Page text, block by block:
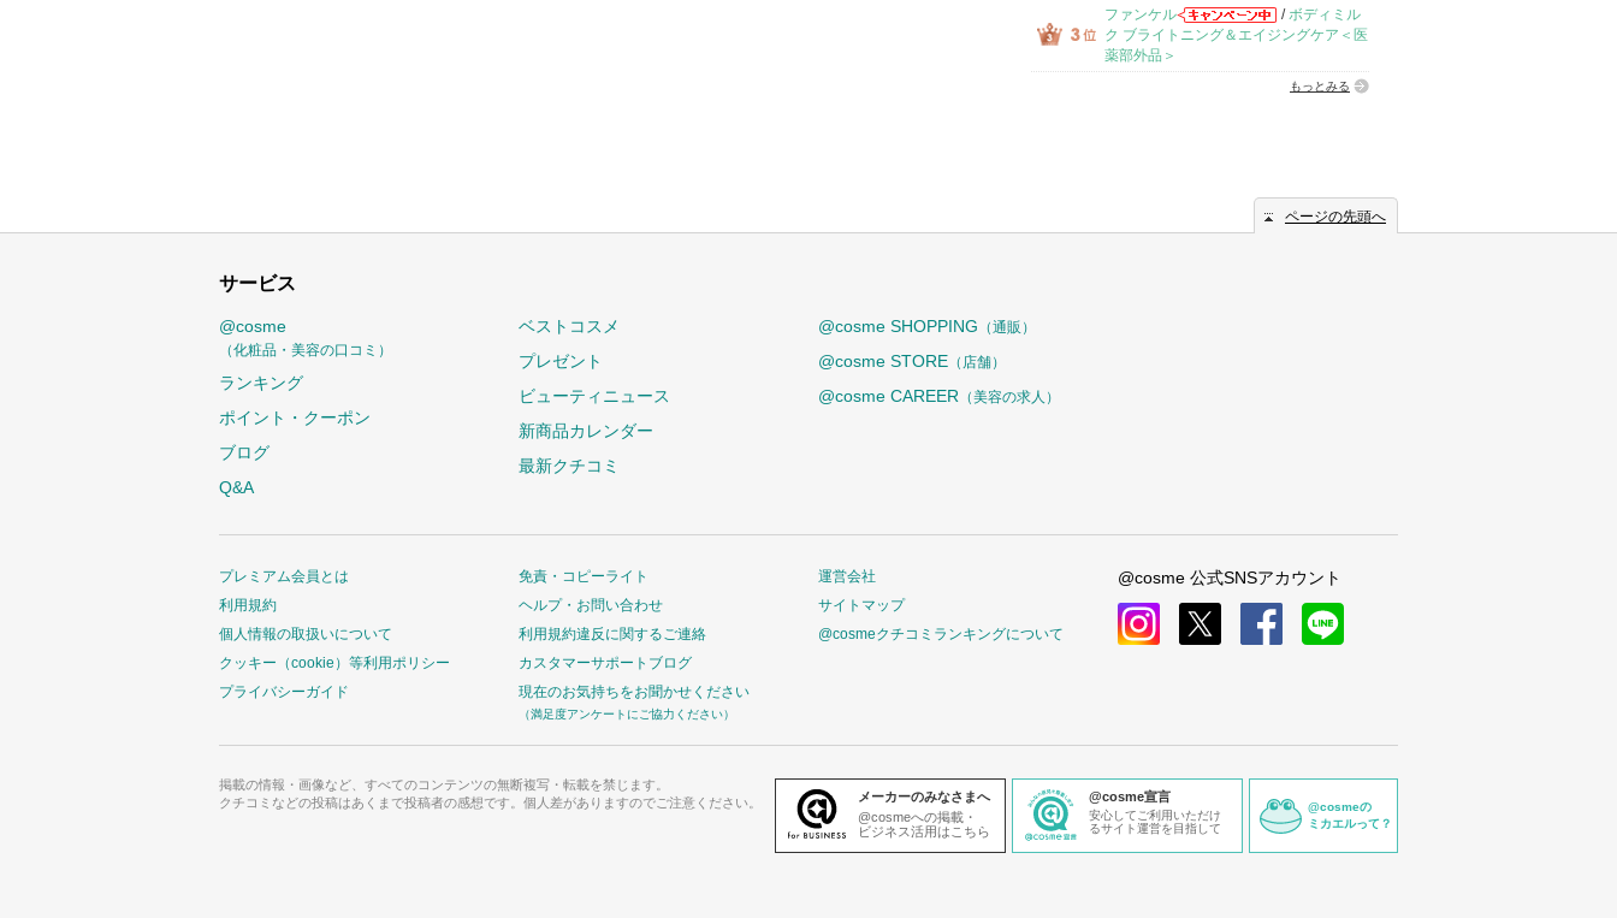
ファンケル /ボディミル
ク ブライトニング＆エイジングケア＜医
薬部外品＞
もっとみる
ページの先頭へ
サービス
@cosme
（化粧品・美容の口コミ）
ランキング
ポイント・クーポン
ブログ
Q&A
ベストコスメ
プレゼント
ビューティニュース
新商品カレンダー
最新クチコミ
@cosme SHOPPING （通販）
@cosme STORE （店舗）
@cosme CAREER （美容の求人）
プレミアム会員とは
利用規約
個人情報の取扱いについて
クッキー（cookie）等利用ポリシー
プライバシーガイド
免責・コピーライト
ヘルプ・お問い合わせ
利用規約違反に関するご連絡
カスタマーサポートブログ
現在のお気持ちをお聞かせください
（満足度アンケートにご協力ください）
運営会社
サイトマップ
@cosmeクチコミランキングについて
@cosme 公式SNSアカウント
掲載の情報・画像など、すべてのコンテンツの無断複写・転載を禁じます。
クチコミなどの投稿はあくまで投稿者の感想です。個人差がありますのでご注意ください。
メーカーのみなさまへ
@cosmeへの掲載・
ビジネス活用はこちら
@cosme宣言
安心してご利用いただけ
るサイト運営を目指して
@cosmeの
ミカエルって？